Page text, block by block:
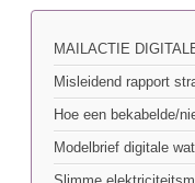
MAILACTIE
Misleidend rapport
Hoe een bekabelde/
Modelbrief digitale